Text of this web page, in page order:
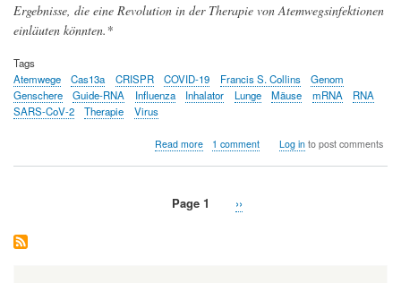
Ergebnisse, die eine Revolution in der Therapie von Atemwegsinfektionen
einläuten könnten.*
Tags
Atemwege
Cas13a CRISPR COVID-19 Francis S. Collins
Genom
Genschere
Guide-RNA Influenza Inhalator Lunge Mäuse mRNA
RNA
SARS-CoV-2
Therapie Virus
Read moreabout
von
1 comment Log into post comments
Page 1
Next
››